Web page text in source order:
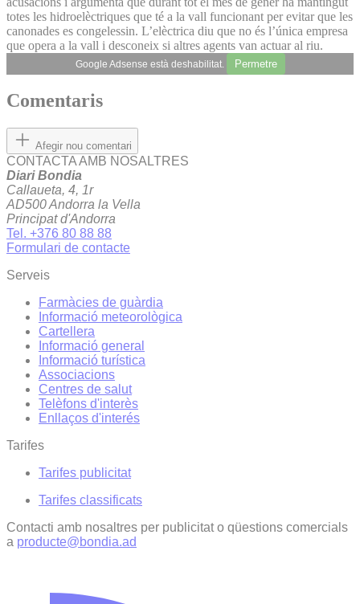
totes les hidroelèctriques que té a la vall funcionant per evitar que les
canonades es congelessin. L’elèctrica diu que no és l’única empresa
que opera a la vall i desconeix si altres agents van actuar al riu.
Google Adsense està deshabilitat. Permetre
Comentaris
Afegir nou comentari
CONTACTA AMB NOSALTRES
Diari Bondia
Callaueta, 4, 1r
AD500 Andorra la Vella
Principat d'Andorra
Tel. +376 80 88 88
Formulari de contacte
Serveis
Farmàcies de guàrdia
Informació meteorològica
Cartellera
Informació general
Informació turística
Associacions
Centres de salut
Telèfons d'interès
Enllaços d'interés
Tarifes
Tarifes publicitat
Tarifes classificats
Contacti amb nosaltres per publicitat o qüestions comercials
a producte@bondia.ad